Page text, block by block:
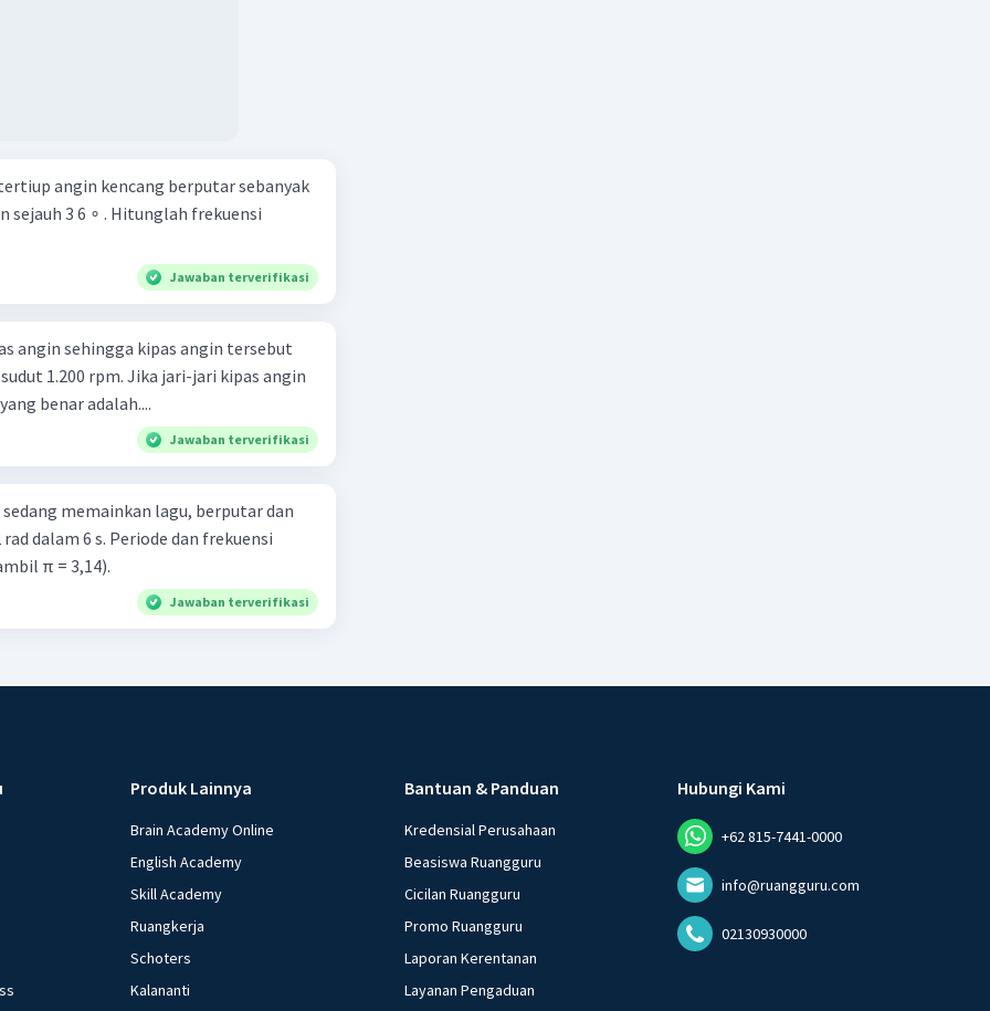
angin kencang berputar sebanyak
sejauh 3 6 ∘ . Hitunglah frekuensi
Jawaban terverifikasi
angin sehingga kipas angin tersebut
1.200 rpm. Jika jari-jari kipas angin
benar adalah....
Jawaban terverifikasi
memainkan lagu, berputar dan
dalam 6 s. Periode dan frekuensi
π = 3,14).
Jawaban terverifikasi
Produk Lainnya
Brain Academy Online
English Academy
Skill Academy
Ruangkerja
Schoters
Kalananti
Bantuan & Panduan
Kredensial Perusahaan
Beasiswa Ruangguru
Cicilan Ruangguru
Promo Ruangguru
Laporan Kerentanan
Layanan Pengaduan
Hubungi Kami
+62 815-7441-0000
info@ruangguru.com
02130930000